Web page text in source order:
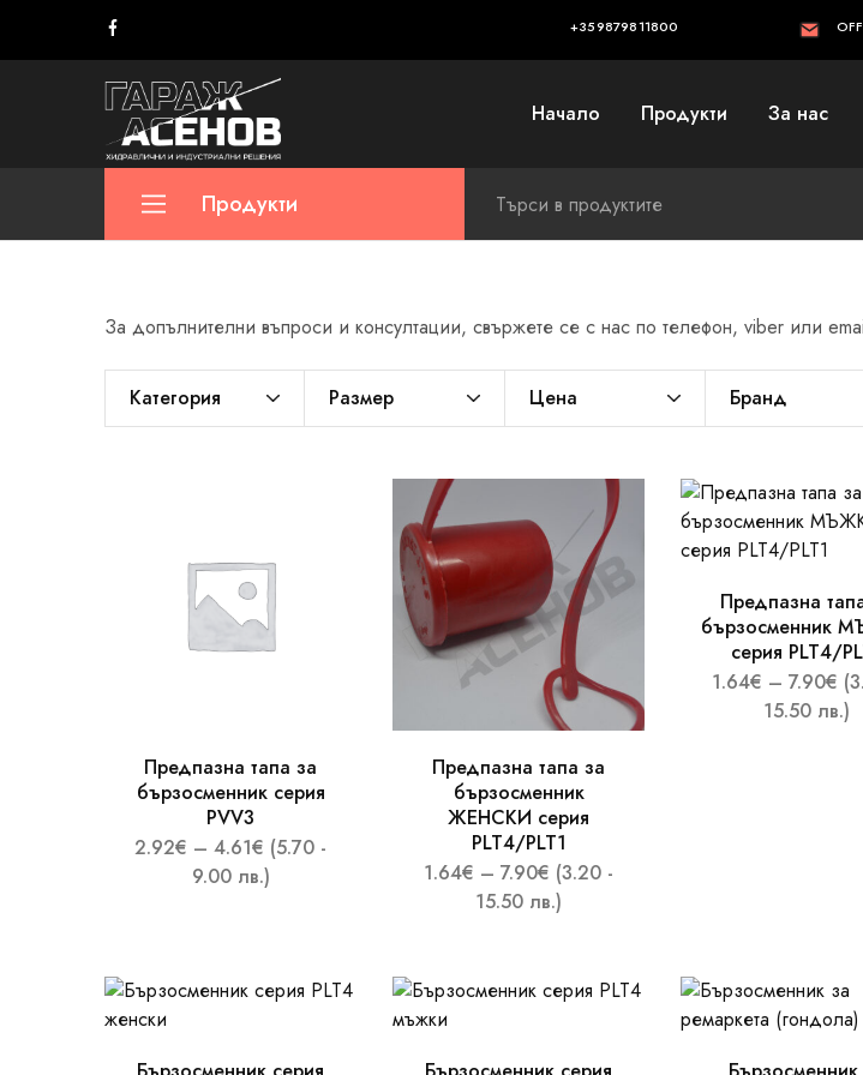
+359879811800
Гараж
Асенов
Начало Продукти За нас
Продукти
Тръби за хидравлични системи
Накрайници за маркучи
Разпределители – хидравлика
Предпазители за маркучи
Маркучи за автохидравлика
Маркучи за антифриз
Маркучи тефлонови
Маркучи за прехвърляне на газове
За допълнителни въпроси и консултации, свържете се с нас по телефон, viber или
Категория Размер Цена Бранд
Предпазна тапа за
бързосменник серия
PVV3
2.92€ – 4.61€ (5.70 -
9.00 лв.)
Предпазна тапа за
бързосменник
ЖЕНСКИ серия
PLT4/PLT1
1.64€ – 7.90€ (3.20 -
15.50 лв.)
Предпазна
бързосменник
серия PLT4/
1.64€ – 7.90€
15.50 лв.)